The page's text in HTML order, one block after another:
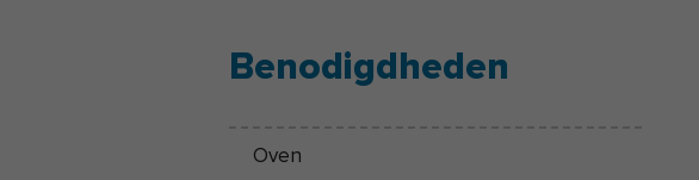
Benodigdheden
Oven